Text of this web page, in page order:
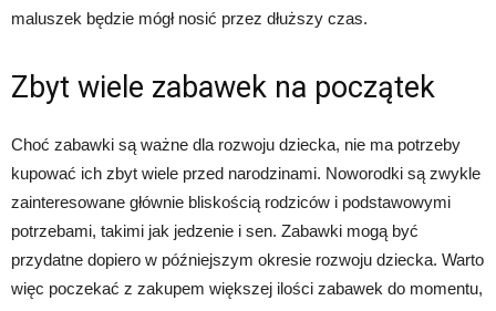
maluszek będzie mógł nosić przez dłuższy czas.
Zbyt wiele zabawek na początek
Choć zabawki są ważne dla rozwoju dziecka, nie ma potrzeby
kupować ich zbyt wiele przed narodzinami. Noworodki są zwykle
zainteresowane głównie bliskością rodziców i podstawowymi
potrzebami, takimi jak jedzenie i sen. Zabawki mogą być
przydatne dopiero w późniejszym okresie rozwoju dziecka. Warto
więc poczekać z zakupem większej ilości zabawek do momentu,